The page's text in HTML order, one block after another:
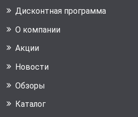
Дисконтная программа
О компании
Акции
Новости
Обзоры
Каталог